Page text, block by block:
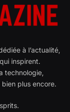
à l’actualité,
inspirent.
technologie,
bien plus encore.